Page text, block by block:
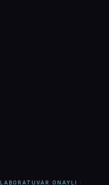
ONAYLI ·